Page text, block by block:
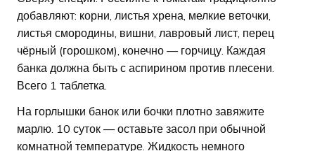
добавляют: корни, листья хрена, мелкие веточки,
листья смородины, вишни, лавровый лист, перец
чёрный (горошком), конечно — горчицу. Каждая
банка должна быть с аспирином против плесени.
Всего 1 таблетка.
На горлышки банок или бочки плотно завяжите
марлю. 10 суток — оставьте засол при обычной
комнатной температуре. Жидкость немного